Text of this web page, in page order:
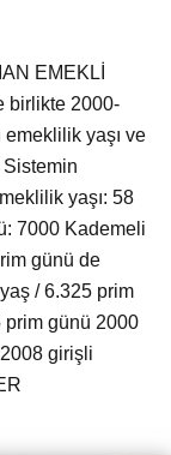
EMEKLİ
birlikte 2000-
emeklilik yaşı ve
Sistemin
yaşı: 58
7000 Kademeli
günü de
/ 6.325 prim
prim günü 2000
girişli